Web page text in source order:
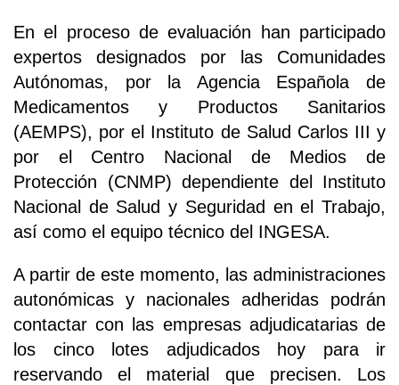
En el proceso de evaluación han participado
expertos designados por las Comunidades
Autónomas, por la Agencia Española de
Medicamentos y Productos Sanitarios
(AEMPS), por el Instituto de Salud Carlos III y
por el Centro Nacional de Medios de
Protección (CNMP) dependiente del Instituto
Nacional de Salud y Seguridad en el Trabajo,
así como el equipo técnico del INGESA.
A partir de este momento, las administraciones
autonómicas y nacionales adheridas podrán
contactar con las empresas adjudicatarias de
los cinco lotes adjudicados hoy para ir
reservando el material que precisen. Los